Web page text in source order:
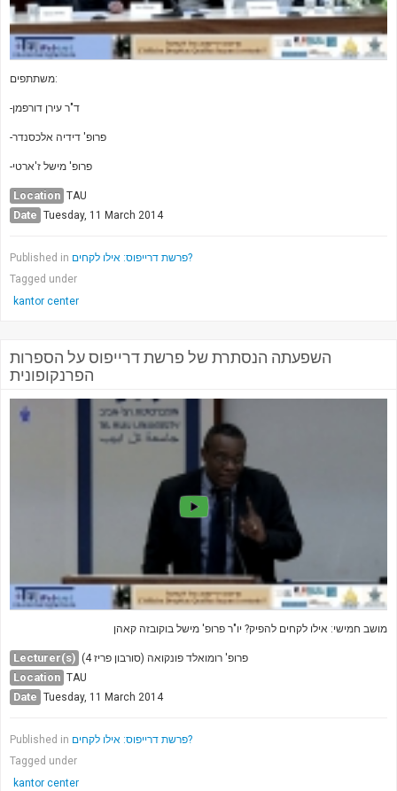
משתתפים:
-ד"ר עירן דורפמן
-פרופ' דידיה אלכסנדר
-פרופ' מישל ז'ארטי
Location TAU
Date Tuesday, 11 March 2014
Published in
פרשת דרייפוס: אילו לקחים?
Tagged under
kantor center
השפעתה הנסתרת של פרשת דרייפוס על הספרות
הפרנקופונית
מושב חמישי: אילו לקחים להפיק? יו"ר פרופ' מישל בוקובזה קאהן
Lecturer(s) פרופ' רומואלד פונקואה (סורבון פריז 4)
Location TAU
Date Tuesday, 11 March 2014
Published in
פרשת דרייפוס: אילו לקחים?
Tagged under
kantor center